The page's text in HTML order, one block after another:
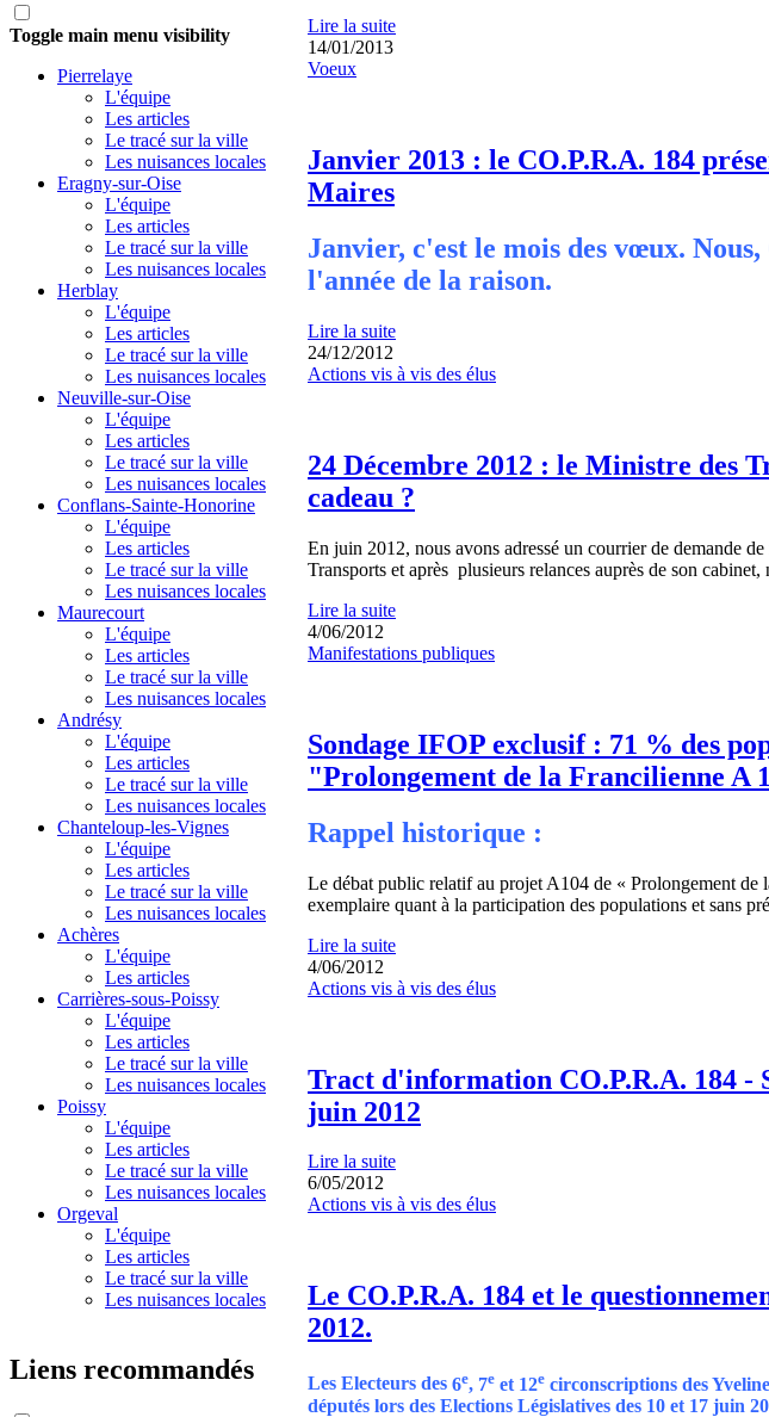
Lire la suite
14/01/2013
Voeux
Janvier 2013 : le CO.P.R.A. 184
Maires
Janvier, c'est le mois des vœux.
l'année de la raison.
Lire la suite
24/12/2012
Actions vis à vis des élus
24 Décembre 2012 : le Ministre des
cadeau ?
En juin 2012, nous avons adressé un courrier de demande
Transports et après plusieurs relances auprès de son
Lire la suite
4/06/2012
Manifestations publiques
Sondage IFOP exclusif : 71 % des
"Prolongement de la Francilienne A
Rappel historique :
Le débat public relatif au projet A104 de « Prolongement de
exemplaire quant à la participation des populations et sans
Lire la suite
4/06/2012
Actions vis à vis des élus
Tract d'information CO.P.R.A. 184 -
juin 2012
Lire la suite
6/05/2012
Actions vis à vis des élus
Le CO.P.R.A. 184 et le
2012.
Les Electeurs des 6e, 7e et 12e circonscriptions des
députés lors des Elections Législatives des 10 et 17 juin
Toggle main menu visibility
Pierrelaye
L'équipe
Les articles
Le tracé sur la ville
Les nuisances locales
Eragny-sur-Oise
L'équipe
Les articles
Le tracé sur la ville
Les nuisances locales
Herblay
L'équipe
Les articles
Le tracé sur la ville
Les nuisances locales
Neuville-sur-Oise
L'équipe
Les articles
Le tracé sur la ville
Les nuisances locales
Conflans-Sainte-Honorine
L'équipe
Les articles
Le tracé sur la ville
Les nuisances locales
Maurecourt
L'équipe
Les articles
Le tracé sur la ville
Les nuisances locales
Andrésy
L'équipe
Les articles
Le tracé sur la ville
Les nuisances locales
Chanteloup-les-Vignes
L'équipe
Les articles
Le tracé sur la ville
Les nuisances locales
Achères
L'équipe
Les articles
Carrières-sous-Poissy
L'équipe
Les articles
Le tracé sur la ville
Les nuisances locales
Poissy
L'équipe
Les articles
Le tracé sur la ville
Les nuisances locales
Orgeval
L'équipe
Les articles
Le tracé sur la ville
Les nuisances locales
Liens recommandés